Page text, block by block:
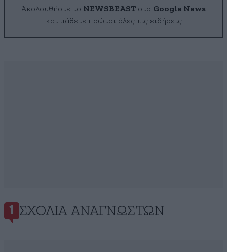
Ακολουθήστε το NEWSBEAST στο Google News
και μάθετε πρώτοι όλες τις ειδήσεις
1 ΣΧΌΛΙΑ ΑΝΑΓΝΩΣΤΏΝ